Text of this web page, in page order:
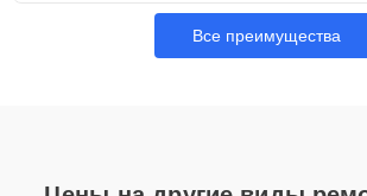
Все преимущества